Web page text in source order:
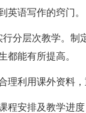
英语写作的窍门。
行分层次教学。制
都能有所提高。
理利用课外资料
程安排及教学进度